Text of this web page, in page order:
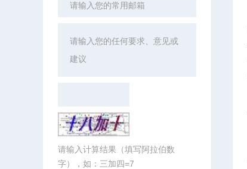
请输入计算结果（填写阿拉伯数
字），如：三加四=7